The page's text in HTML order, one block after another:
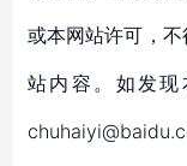
或本网站许可，
站内容。如发